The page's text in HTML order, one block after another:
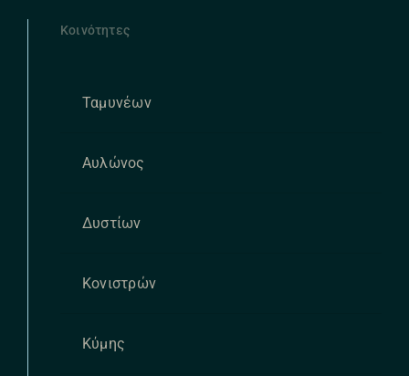
Κοινότητες
Ταμυνέων
Αυλώνος
Δυστίων
Κονιστρών
Κύμης